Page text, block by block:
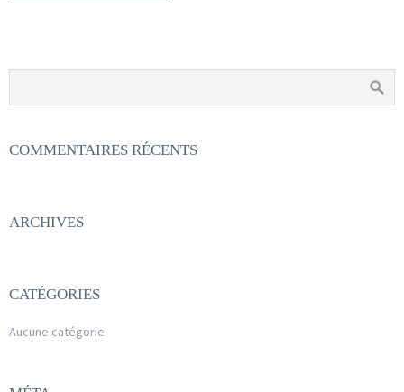
COMMENTAIRES RÉCENTS
ARCHIVES
CATÉGORIES
Aucune catégorie